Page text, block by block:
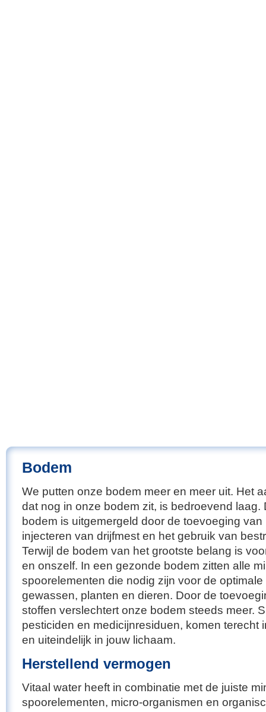
Bodem
We putten onze bodem meer en meer uit. Het
dat nog in onze bodem zit, is bedroevend laag.
bodem is uitgemergeld door de toevoeging
injecteren van drijfmest en het gebruik van
Terwijl de bodem van het grootste belang is
en onszelf. In een gezonde bodem zitten alle
spoorelementen die nodig zijn voor de
gewassen, planten en dieren. Door de
stoffen verslechtert onze bodem steeds meer.
pesticiden en medicijnresiduen, komen terecht
en uiteindelijk in jouw lichaam.
Herstellend vermogen
Vitaal water heeft in combinatie met de juiste
spoorelementen, micro-organismen en